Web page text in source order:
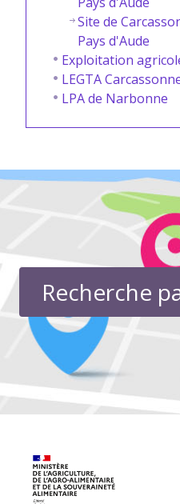
Site de
Pays d'Aude
Exploitation
LEGTA
LPA de Narbonne
Recherche